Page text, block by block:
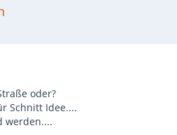
oder?
Schnitt Idee....
werden....